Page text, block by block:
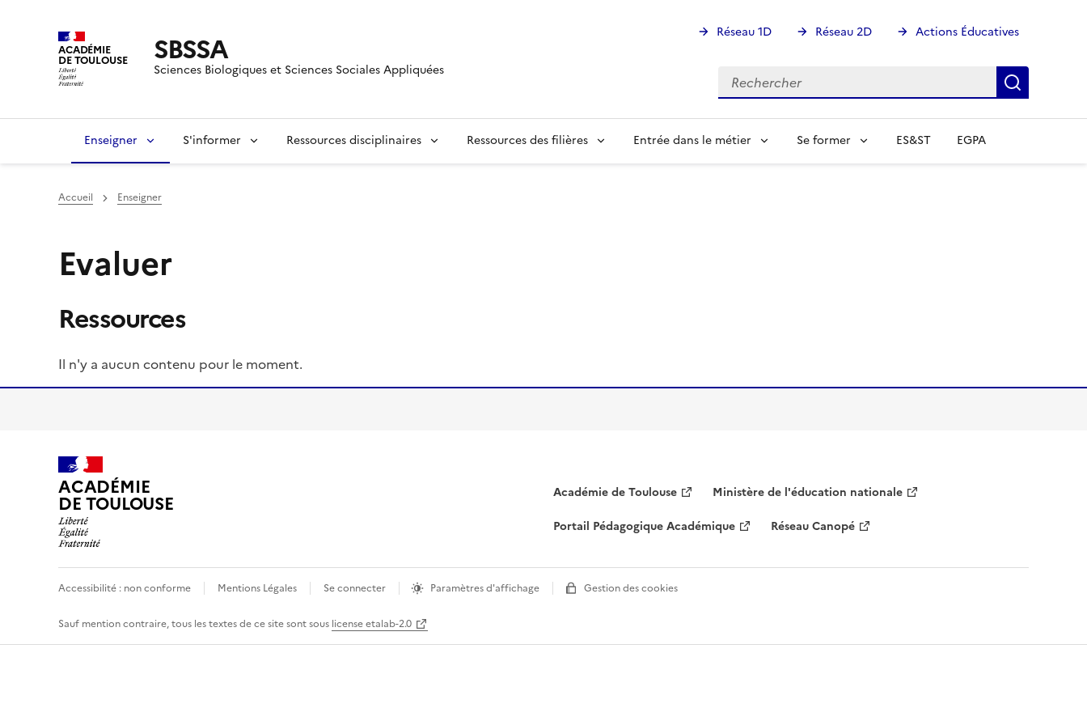
ACADÉMIE
DE TOULOUSE SBSSA
Sciences Biologiques et Sciences Sociales Appliquées
Réseau 1D Réseau 2D Actions Éducatives
Rechercher
Rechercher
Enseigner S'informer Ressources disciplinaires Ressources des filières Entrée dans le métier Se former ES&ST EGPA
Accueil Enseigner
Evaluer
Ressources
Il n'y a aucun contenu pour le moment.
ACADÉMIE
DE TOULOUSE Académie de Toulouse
Ministère de l'éducation nationale
Portail Pédagogique Académique
Réseau Canopé
Accessibilité : non conforme Mentions Légales Se connecter Paramètres d'affichage Gestion des cookies
Sauf mention contraire, tous les textes de ce site sont sous license etalab-2.0